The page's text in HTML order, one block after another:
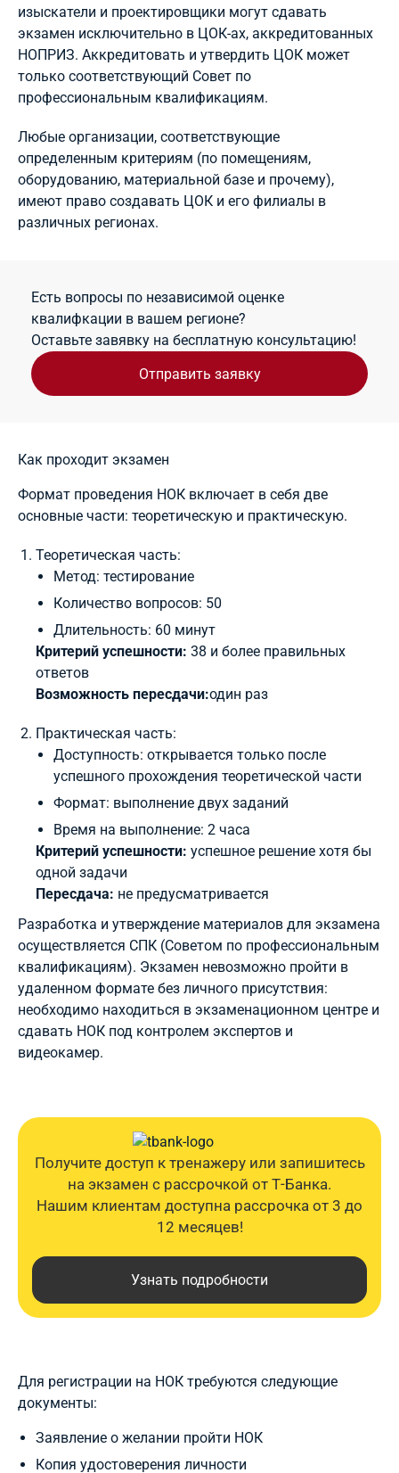
изыскатели и проектировщики могут сдавать
экзамен исключительно в ЦОК-ах, аккредитованных
НОПРИЗ. Аккредитовать и утвердить ЦОК может
только соответствующий Совет по
профессиональным квалификациям.
Любые организации, соответствующие
определенным критериям (по помещениям,
оборудованию, материальной базе и прочему),
имеют право создавать ЦОК и его филиалы в
различных регионах.
Есть вопросы по независимой оценке
квалифкации в вашем регионе?
Оставьте завявку на бесплатную консультацию!
Отправить заявку
Как проходит экзамен
Формат проведения НОК включает в себя две
основные части: теоретическую и практическую.
Теоретическая часть:
Метод: тестирование
Количество вопросов: 50
Длительность: 60 минут
Критерий успешности: 38 и более правильных
ответов
Возможность пересдачи:один раз
Практическая часть:
Доступность: открывается только после
успешного прохождения теоретической части
Формат: выполнение двух заданий
Время на выполнение: 2 часа
Критерий успешности: успешное решение хотя бы
одной задачи
Пересдача: не предусматривается
Разработка и утверждение материалов для экзамена
осуществляется СПК (Советом по профессиональным
квалификациям). Экзамен невозможно пройти в
удаленном формате без личного присутствия:
необходимо находиться в экзаменационном центре и
сдавать НОК под контролем экспертов и
видеокамер.
Получите доступ к тренажеру или запишитесь
на экзамен с рассрочкой от Т-Банка.
Нашим клиентам доступна рассрочка от 3 до
12 месяцев!
Узнать подробности
Для регистрации на НОК требуются следующие
документы:
Заявление о желании пройти НОК
Копия удостоверения личности